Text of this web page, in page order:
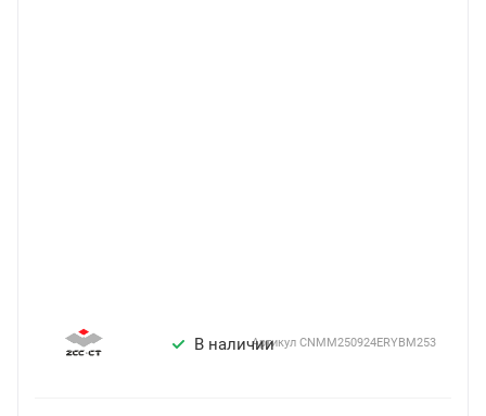
В наличииАртикул CNMM250924ERYBM253